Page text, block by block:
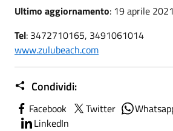
Ultimo aggiornamento: 19 aprile
Tel: 3472710165, 3491061014
www.zulubeach.com
Condividi:
Facebook Twitter
LinkedIn